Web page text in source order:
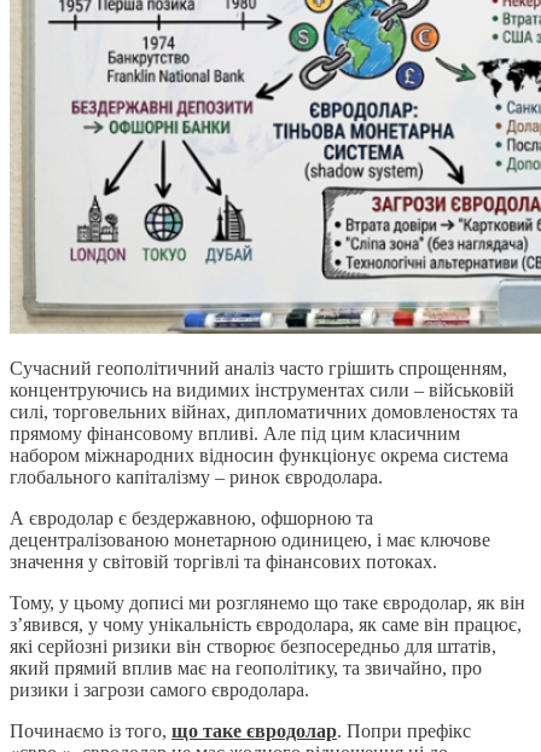
Сучасний геополітичний аналіз часто грішить спрощенням,
концентруючись на видимих інструментах сили – військовій
силі, торговельних війнах, дипломатичних домовленостях та
прямому фінансовому впливі. Але під цим класичним
набором міжнародних відносин функціонує окрема система
глобального капіталізму – ринок євродолара.
А євродолар є бездержавною, офшорною та
децентралізованою монетарною одиницею, і має ключове
значення у світовій торгівлі та фінансових потоках.
Тому, у цьому дописі ми розглянемо що таке євродолар, як він
з’явився, у чому унікальність євродолара, як саме він працює,
які серйозні ризики він створює безпосередньо для штатів,
який прямий вплив має на геополітику, та звичайно, про
ризики і загрози самого євродолара.
Починаємо із того, що таке євродолар. Попри префікс